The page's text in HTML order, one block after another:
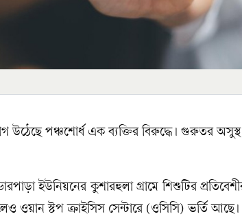
পঞ্চশোর্ধ এক ব্যক্তির বিরুদ্ধে। গুরুতর অসুস্থ
ইউনিয়নের কুশারহুলা গ্রামে শিশুটির
ওয়ান স্টপ ক্রাইসিস সেন্টারে (ওসিসি) ভর্তি আছে।